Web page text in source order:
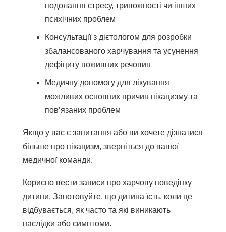
подолання стресу, тривожності чи інших
психічних проблем
Консультації з дієтологом для розробки
збалансованого харчування та усунення
дефіциту поживних речовин
Медичну допомогу для лікування
можливих основних причин пікацизму та
пов’язаних проблем
Якщо у вас є запитання або ви хочете дізнатися
більше про пікацизм, зверніться до вашої
медичної команди.
Корисно вести записи про харчову поведінку
дитини. Занотовуйте, що дитина їсть, коли це
відбувається, як часто та які виникають
наслідки або симптоми.